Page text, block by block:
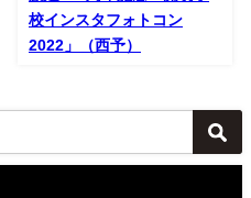
校インスタフォトコン
2022」（西予）